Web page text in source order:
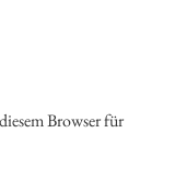
Browser für